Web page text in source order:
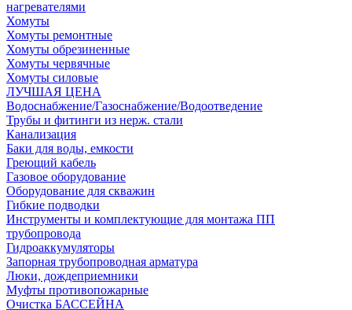
нагревателями
Хомуты
Хомуты ремонтные
Хомуты обрезиненные
Хомуты червячные
Хомуты силовые
ЛУЧШАЯ ЦЕНА
Водоснабжение/Газоснабжение/Водоотведение
Трубы и фитинги из нерж. стали
Канализация
Баки для воды, емкости
Греющий кабель
Газовое оборудование
Оборудование для скважин
Гибкие подводки
Инструменты и комплектующие для монтажа ПП
трубопровода
Гидроаккумуляторы
Запорная трубопроводная арматура
Люки, дождеприемники
Муфты противопожарные
Очистка БАССЕЙНА